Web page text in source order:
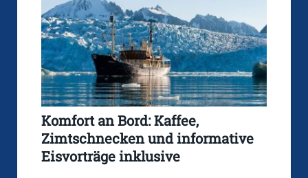
Komfort an Bord: Kaffee,
Zimtschnecken und informative
Eisvorträge inklusive